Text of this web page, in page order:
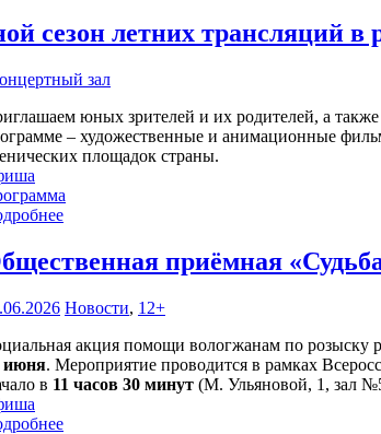
сезон летних трансляций
зал
юных зрителей и их родителей, а
– художественные и анимационные
площадок страны.
приёмная
Новости, 12+
акция помощи вологжанам по розыску
июня. Мероприятие проводится в рамках
в 11 часов 30 минут (М. Ульяновой, 1, зал